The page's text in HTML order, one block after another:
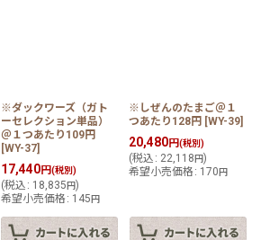
※ダックワーズ（ガト
ーセレクション単品）
＠１つあたり109円
[WY-37]
17,440円(税別)
(税込 : 18,835 円)
希望小売価格 : 145 円
※しぜんのたまご＠１
つあたり128円 [WY-39]
20,480円(税別)
(税込 : 22,118円)
希望小売価格 : 170円